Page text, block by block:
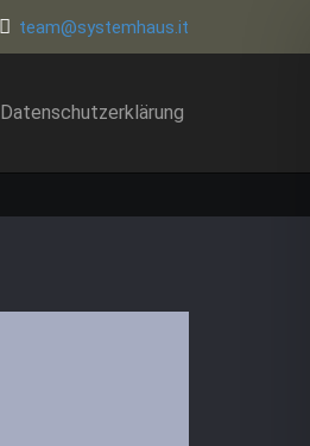
team@systemhaus.it
Datenschutzerklärung